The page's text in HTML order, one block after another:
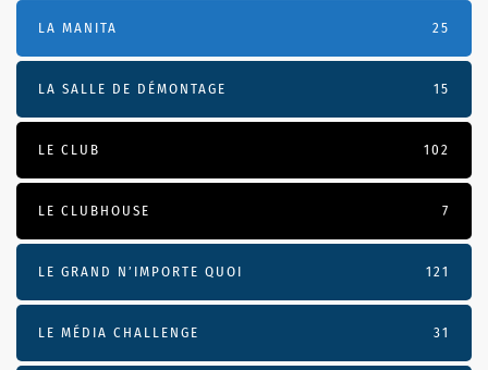
LA MANITA 25
LA SALLE DE DÉMONTAGE 15
LE CLUB 102
LE CLUBHOUSE 7
LE GRAND N’IMPORTE QUOI 121
LE MÉDIA CHALLENGE 31